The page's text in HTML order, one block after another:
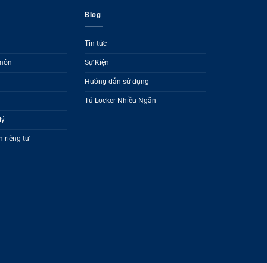
riêng tư
Blog
Tin tức
Sự Kiện
Hướng dẫn sử dụng
Tủ Locker Nhiều Ngăn